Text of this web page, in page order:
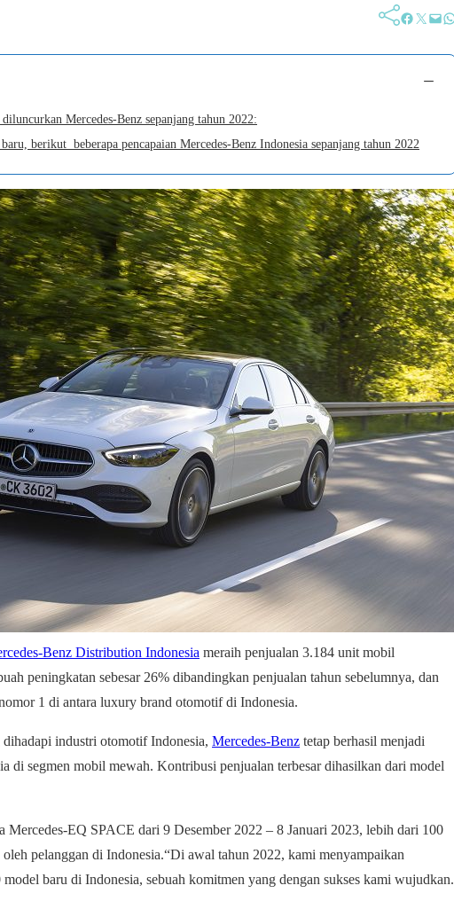
Facebook Twitter Mail WhatsApp
−
Mercedes-Benz sepanjang tahun 2022:
berikut beberapa pencapaian Mercedes-Benz Indonesia sepanjang tahun 2022
Benz Distribution Indonesia meraih penjualan 3.184 unit mobil
peningkatan sebesar 26% dibandingkan penjualan tahun sebelumnya, dan
1 di antara luxury brand otomotif di Indonesia.
industri otomotif Indonesia, Mercedes-Benz tetap berhasil menjadi
di segmen mobil mewah. Kontribusi penjualan terbesar dihasilkan dari model
Mercedes-EQ SPACE dari 9 Desember 2022 – 8 Januari 2023, lebih dari 100
pelanggan di Indonesia.“Di awal tahun 2022, kami menyampaikan
baru di Indonesia, sebuah komitmen yang dengan sukses kami wujudkan.